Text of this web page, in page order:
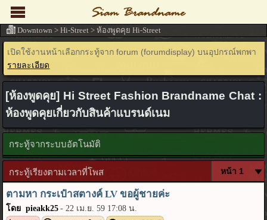
เปิดใช้งานหน้าเลือกกระทู้จาก forum (forumdisplay) บนอุปกรณ์พกพา
รายละเอียด
[ห้องพูดคุย] Hi Street Fashion Brandname Chat :
ห้องพูดคุยเกี่ยวกับสินค้าแบรนด์เนม
กระทู้จากระบบอัตโนมัติ
กระทู้เรียงตามเวลาที่โพส
ตามหา กระเป๋าสตางค์ LV ขอผู้ชายค่ะ
โดย pieakk25 -22 เม.ย. 59 17:08 น.
Downtown > Hi-Street > ห้องพูดคุย Hi-Street